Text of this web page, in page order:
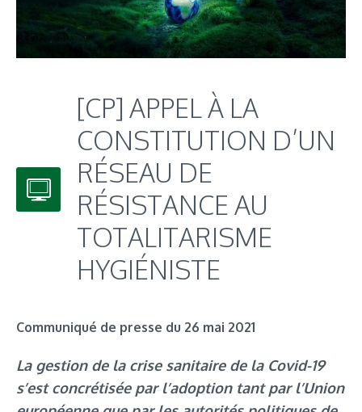
[CP] APPEL À LA
CONSTITUTION D’UN
RÉSEAU DE
RÉSISTANCE AU
TOTALITARISME
HYGIÉNISTE
Communiqué de presse du 26 mai 2021
La gestion de la crise sanitaire de la Covid-19
s’est concrétisée par l’adoption tant par l’Union